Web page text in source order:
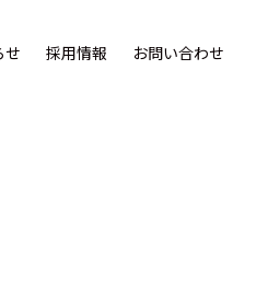
せ 採用情報 お問い合わせ